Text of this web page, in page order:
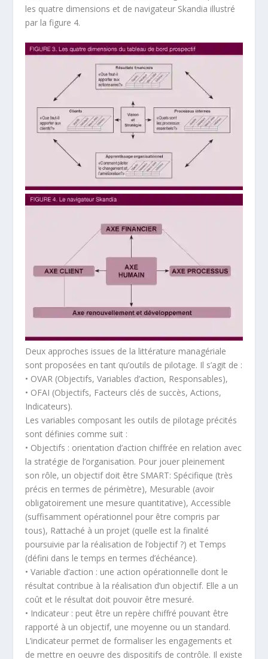
les quatre dimensions et de navigateur Skandia illustré
par la figure 4.
Deux approches issues de la littérature managériale
sont proposées en tant qu’outils de pilotage. Il s’agit de :
• OVAR (Objectifs, Variables d’action, Responsables),
• OFAI (Objectifs, Facteurs clés de succès, Actions,
Indicateurs).
Les variables composant les outils de pilotage précités
sont définies comme suit :
• Objectifs : orientation d’action chiffrée en relation avec
la stratégie de l’organisation. Pour jouer pleinement
son rôle, un objectif doit être SMART: Spécifique (très
précis en termes de périmètre), Mesurable (avoir
obligatoirement une mesure quantitative), Accessible
(suffisamment opérationnel pour être compris par
tous), Rattaché à un projet (quelle est la finalité
poursuivie par la réalisation de l’objectif ?) et Temps
(défini dans le temps en termes d’échéance).
• Variable d’action : une action opérationnelle dont le
résultat contribue à la réalisation d’un objectif. Elle a un
coût et le résultat doit pouvoir être mesuré.
• Indicateur : peut être un repère chiffré pouvant être
rapporté à un objectif, une moyenne ou un standard.
L’indicateur permet de formaliser les engagements et
de mettre en oeuvre des dispositifs de contrôle. Il existe